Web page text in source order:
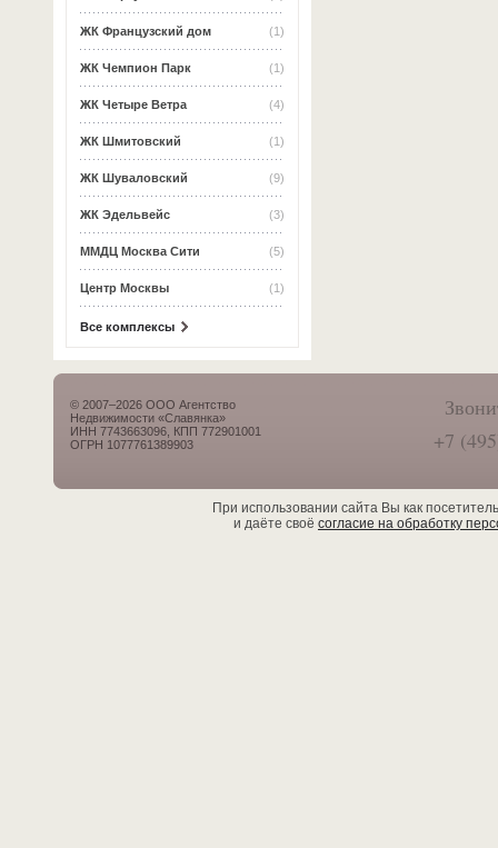
(1)
ЖК Французский дом
(1)
ЖК Чемпион Парк
(4)
ЖК Четыре Ветра
(1)
ЖК Шмитовский
(9)
ЖК Шуваловский
(3)
ЖК Эдельвейс
(5)
ММДЦ Москва Сити
(1)
Центр Москвы
Все комплексы
© 2007–2026 ООО Агентство
Недвижимости «Славянка»
ИНН 7743663096, КПП 772901001
ОГРН 1077761389903
+7
При использовании сайта Вы как
и даёте своё согласие на обработку